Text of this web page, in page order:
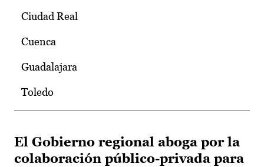
Ciudad Real
Cuenca
Guadalajara
Toledo
El Gobierno regional aboga por la
colaboración público-privada para